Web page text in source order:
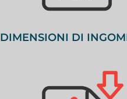
DIMENSIONI DI